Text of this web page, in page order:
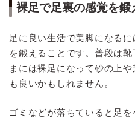
裸足で足裏の感覚を鍛
足に良い生活で美脚になる
を鍛えることです。普段は
まには裸足になって砂の上
も良いかもしれません。
ゴミなどが落ちていると足